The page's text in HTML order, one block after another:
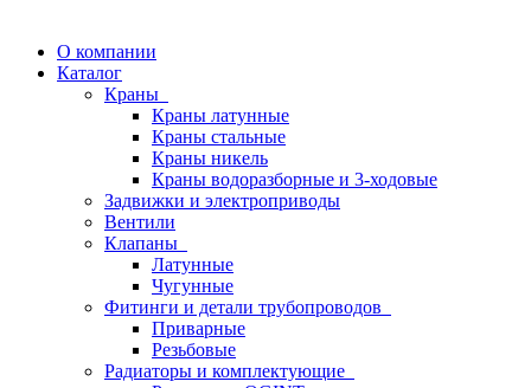
О компании
Каталог
Краны
Краны латунные
Краны стальные
Краны никель
Краны водоразборные и 3-ходовые
Задвижки и электроприводы
Вентили
Клапаны
Латунные
Чугунные
Фитинги и детали трубопроводов
Приварные
Резьбовые
Радиаторы и комплектующие